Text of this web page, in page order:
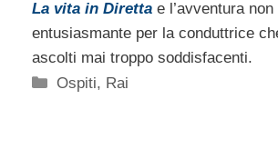
La vita in Diretta e l’avventura
entusiasmante per la conduttrice
ascolti mai troppo soddisfacenti.
Categorie
Ospiti, Rai